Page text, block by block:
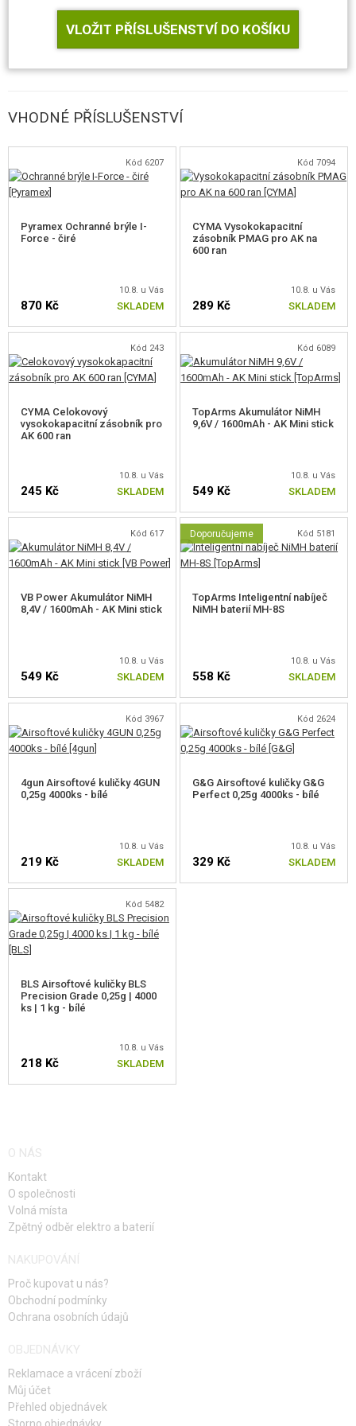
Zbraň CM.077
Zásobník
VLOŽIT PŘÍSLUŠENSTVÍ DO KOŠÍKU
VHODNÉ PŘÍSLUŠENSTVÍ
Kód 6207
Pyramex Ochranné brýle I-
Force - čiré
10.8. u Vás
870 Kč SKLADEM
Kód 7094
CYMA Vysokokapacitní
zásobník PMAG pro AK na
600 ran
10.8. u Vás
289 Kč SKLADEM
Kód 243
CYMA Celokovový
vysokokapacitní zásobník pro
AK 600 ran
10.8. u Vás
245 Kč SKLADEM
Kód 6089
TopArms Akumulátor NiMH
9,6V / 1600mAh - AK Mini stick
10.8. u Vás
549 Kč SKLADEM
Kód 617
VB Power Akumulátor NiMH
8,4V / 1600mAh - AK Mini stick
10.8. u Vás
549 Kč SKLADEM
Doporučujeme Kód 5181
TopArms Inteligentní nabíječ
NiMH baterií MH-8S
10.8. u Vás
558 Kč SKLADEM
Kód 3967
4gun Airsoftové kuličky 4GUN
0,25g 4000ks - bílé
10.8. u Vás
219 Kč SKLADEM
Kód 2624
G&G Airsoftové kuličky G&G
Perfect 0,25g 4000ks - bílé
10.8. u Vás
329 Kč SKLADEM
Kód 5482
BLS Airsoftové kuličky BLS
Precision Grade 0,25g | 4000
ks | 1 kg - bílé
10.8. u Vás
218 Kč SKLADEM
O NÁS
Kontakt
O společnosti
Volná místa
Zpětný odběr elektro a baterií
NAKUPOVÁNÍ
Proč kupovat u nás?
Obchodní podmínky
Ochrana osobních údajů
OBJEDNÁVKY
Reklamace a vrácení zboží
Můj účet
Přehled objednávek